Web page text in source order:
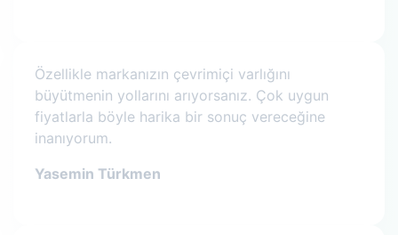
Özellikle markanızın çevrimiçi varlığını
büyütmenin yollarını arıyorsanız. Çok uygun
fiyatlarla böyle harika bir sonuç vereceğine
inanıyorum.
Yasemin Türkmen